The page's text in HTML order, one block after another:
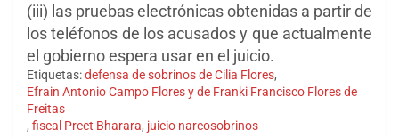
(iii) las pruebas electrónicas obtenidas a partir de
los teléfonos de los acusados y ​​que actualmente
el gobierno espera usar en el juicio.
Etiquetas:defensa de sobrinos de Cilia Flores,
Efrain Antonio Campo Flores y de Franki Francisco Flores de
Freitas
, fiscal Preet Bharara, juicio narcosobrinos